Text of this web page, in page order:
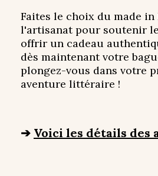
Faites le choix du made in
l'artisanat pour soutenir
offrir un cadeau
dès maintenant votre
plongez-vous dans votre
aventure littéraire !
➔ Voici les détails des